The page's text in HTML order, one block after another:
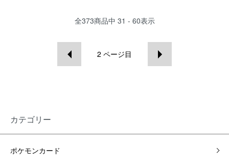
全373商品中 31 - 60表示
2 ページ目
カテゴリー
ポケモンカード